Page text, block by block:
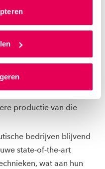
dan geef je ons
media en
te plaatsen. Lees
instellen’ kun je ook zelf
Je kunt je
via
het gebied van Early
bij de behoeften
hiervan bestaat onder
wel bijscholen van
bedrijven leidt tot
productie van die
bedrijven blijvend
state-of-the-art
wat aan hun